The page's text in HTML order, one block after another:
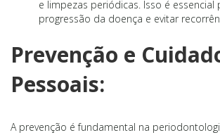
e limpezas periódicas. Isso é essencial
progressão da doença e evitar
Prevenção e
Pessoais:
A prevenção é fundamental na